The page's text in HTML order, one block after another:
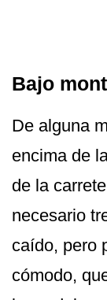
Bajo
De alguna
encima de
de la
necesario
caído, pero
cómodo,